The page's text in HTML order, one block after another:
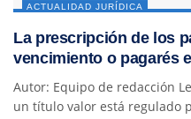
ACTUALIDAD JURÍDICA
La prescripción de los
vencimiento o pagarés
Autor: Equipo de redacción
un título valor está regulado